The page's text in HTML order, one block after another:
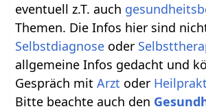
eventuell z.T. auch
Themen. Die Infos hier sind
Selbstdiagnose oder
allgemeine Infos gedacht und
Gespräch mitArzt oder
Bitte beachte auch den